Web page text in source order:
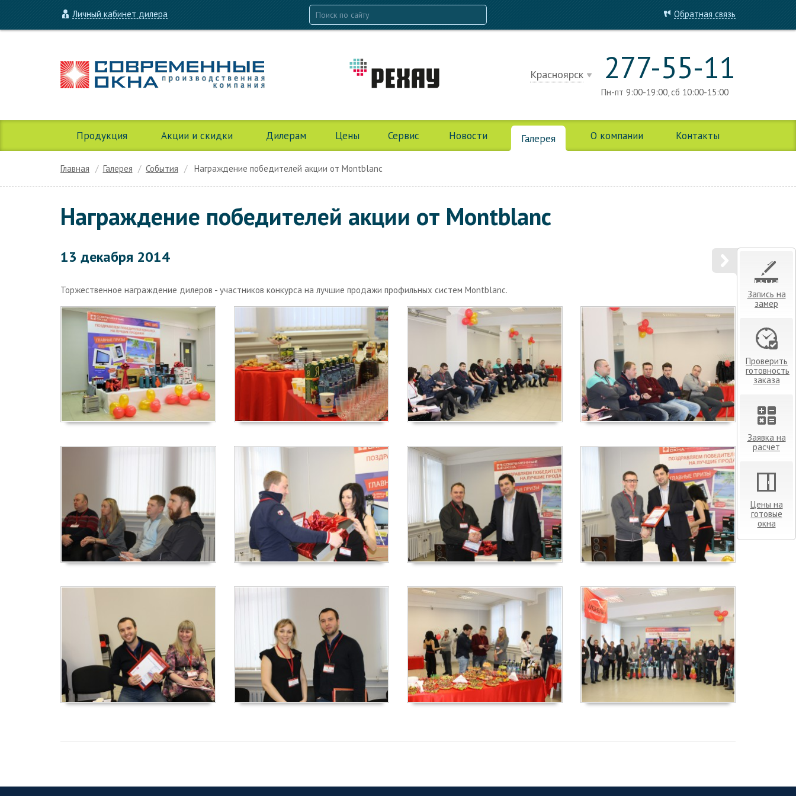
Запись на
замер
Проверить
готовность
заказа
Заявка на
расчет
Цены на
готовые
окна
Личный кабинет дилера Обратная связь
Красноярск 277-55-11
Пн-пт 9:00-19:00, сб 10:00-15:00
Продукция Акции и скидки Дилерам Цены Сервис Новости Галерея О компании Контакты
Главная Галерея События Награждение победителей акции от Montblanc
Награждение победителей акции от Montblanc
13 декабря 2014
Торжественное награждение дилеров - участников конкурса на лучшие продажи профильных систем Montblanc.